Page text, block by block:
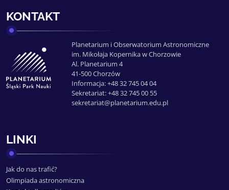
KONTAKT
Planetarium i Obserwatorium Astronomiczne
im. Mikołaja Kopernika w Chorzowie
Al. Planetarium 4
41-500 Chorzów
Informacja: +48 32 745 04 04
Sekretariat: +48 32 745 00 55
sekretariat@planetarium.edu.pl
LINKI
Jak do nas trafić?
Olimpiada astronomiczna